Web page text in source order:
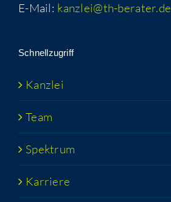
E-Mail: kanzlei@th-berater.de
Schnell­zu­griff
Kanz­lei
Team
Spek­trum
Kar­rie­re